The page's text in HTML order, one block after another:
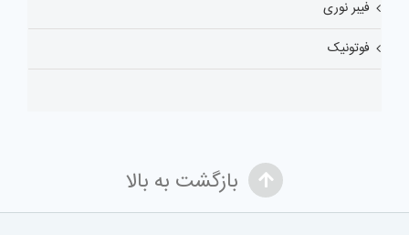
فیبر نوری
فوتونیک
بازگشت به بالا